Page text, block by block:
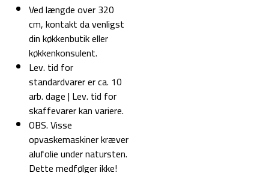
Ved længde over 320
cm, kontakt da venligst
din køkkenbutik eller
køkkenkonsulent.
Lev. tid for
standardvarer er ca. 10
arb. dage | Lev. tid for
skaffevarer kan variere.
OBS. Visse
opvaskemaskiner kræver
alufolie under natursten.
Dette medfølger ikke!